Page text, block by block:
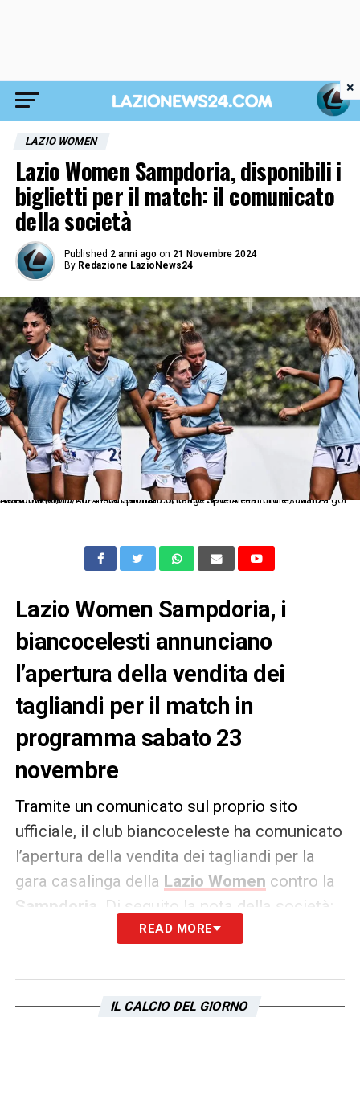
LAZIO WOMEN
Lazio Women Sampdoria, disponibili i
biglietti per il match: il comunicato
della società
Published 2 anni ago on 21 Novembre 2024
By Redazione LazioNews24
As Roma 06/10/2024 - campionato di calcio Serie A femminile / Lazio-Sassuolo / foto Antonello Sammarco/Image Sport nella foto: esultanza gol Noemi Visentin
Lazio Women Sampdoria, i
biancocelesti annunciano
l’apertura della vendita dei
tagliandi per il match in
programma sabato 23
novembre
Tramite un comunicato sul proprio sito
ufficiale, il club biancoceleste ha comunicato
l’apertura della vendita dei tagliandi per la
gara casalinga della Lazio Women contro la
Sampdoria
. Di seguito la nota della società:
COMUNICATO –La S.S. Lazio comunica
A Ebay in casa contro la Sampdoria Women,
READ MORE
IL CALCIO DEL GIORNO
×